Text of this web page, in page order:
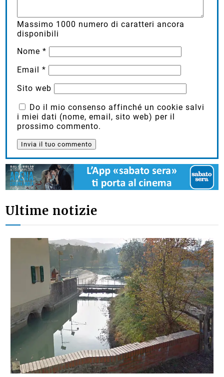
Massimo 1000 numero di caratteri ancora
disponibili
Nome*
Email*
Sito web
Do il mio consenso affinché un cookie salvi
i miei dati (nome, email, sito web) per il
prossimo commento.
Ultime notizie